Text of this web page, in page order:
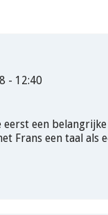
- 12:40
een
Frans een taal als